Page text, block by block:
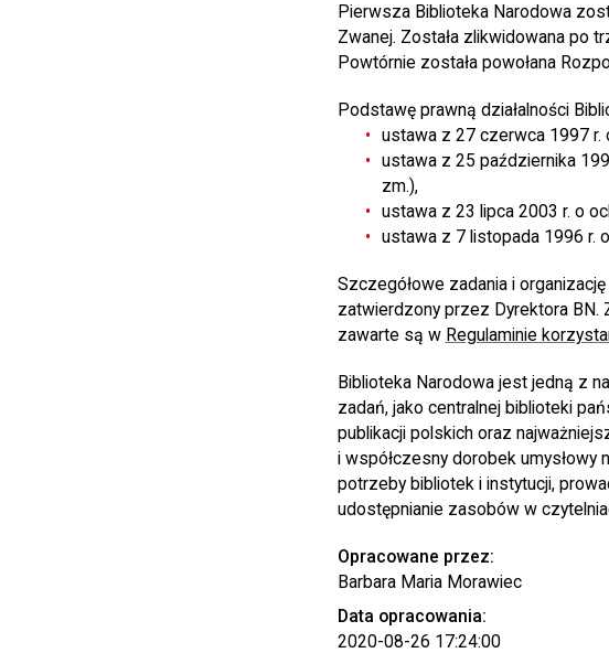
Pierwsza Biblioteka Narodowa
Zwanej. Została zlikwidowana po
Powtórnie została powołana
Podstawę prawną działalności
ustawa z 27 czerwca 1997 r.
ustawa z 25 października
zm.),
ustawa z 23 lipca 2003 r. o
ustawa z 7 listopada 1996 r.
Szczegółowe zadania i
zatwierdzony przez Dyrektora BN.
zawarte są w Regulaminie
Biblioteka Narodowa jest jedną z
zadań, jako centralnej biblioteki
publikacji polskich oraz
i współczesny dorobek umysłowy
potrzeby bibliotek i instytucji,
udostępnianie zasobów w
Opracowane przez:
Barbara Maria Morawiec
Data opracowania:
2020-08-26 17:24:00